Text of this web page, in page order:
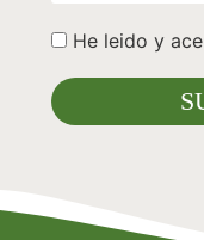
He leido y